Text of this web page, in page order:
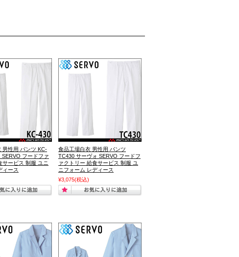
男性用 パンツ KC-
SERVO フードファ
サービス 制服 ユニ
ィース
食品工場白衣 男性用 パンツ
TC430 サーヴォ SERVO フードフ
ァクトリー 給食サービス 制服 ユ
ニフォーム レディース
¥3,075(税込)